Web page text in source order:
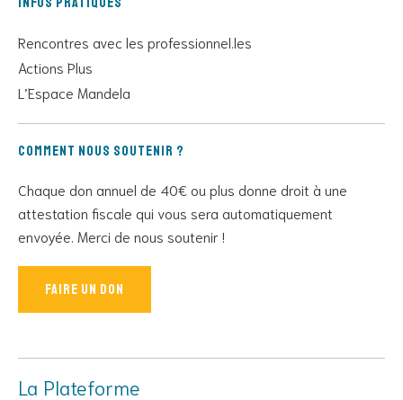
Rencontres avec les professionnel.les
Actions Plus
L’Espace Mandela
Comment nous soutenir ?
Chaque don annuel de 40€ ou plus donne droit à une
attestation fiscale qui vous sera automatiquement
envoyée. Merci de nous soutenir !
Faire un don
La Plateforme